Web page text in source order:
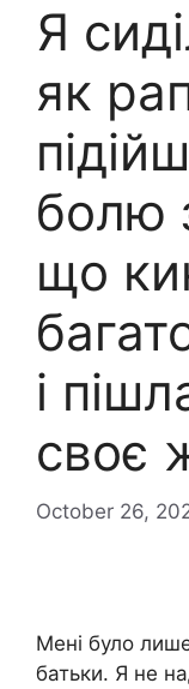
Я
як
болю
що
і
своє
October 26,
Мені було
батьки. Я не